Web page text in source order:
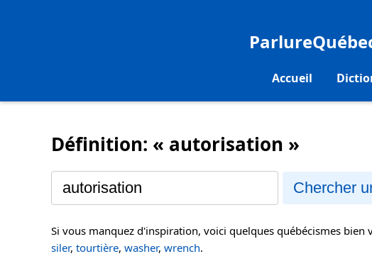
Accueil
Définition: « autorisation »
Chercher
Si vous manquez d'inspiration, voici quelques québécismes bien
siler, tourtière, washer, wrench.